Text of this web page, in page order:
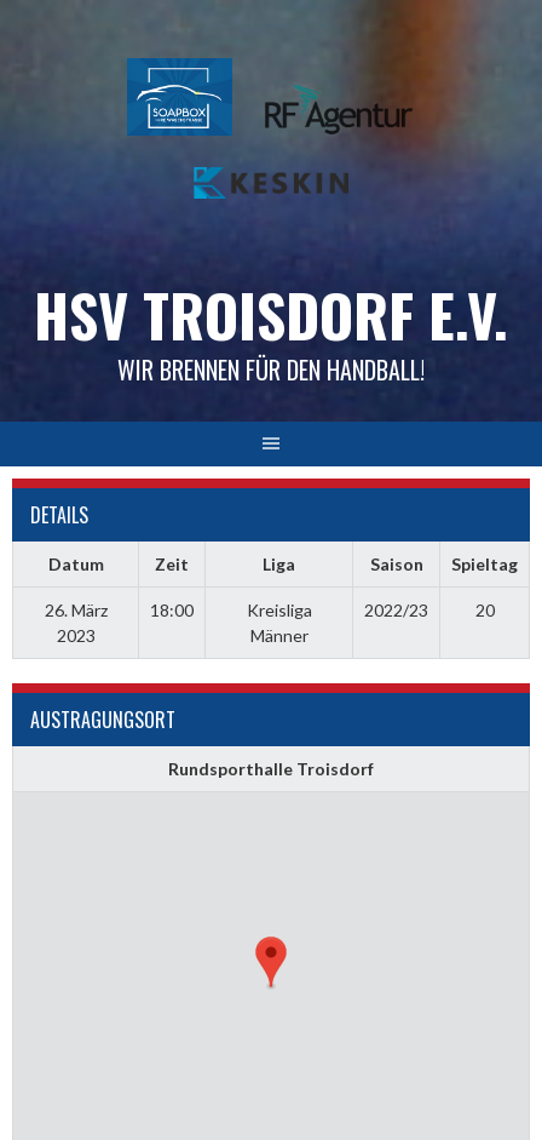
HSV TROISDORF E.V.
WIR BRENNEN FÜR DEN HANDBALL!
DETAILS
Datum Zeit Liga Saison Spieltag
26. März
2023
18:00
Kreisliga
Männer
2022/23 20
AUSTRAGUNGSORT
Rundsporthalle Troisdorf